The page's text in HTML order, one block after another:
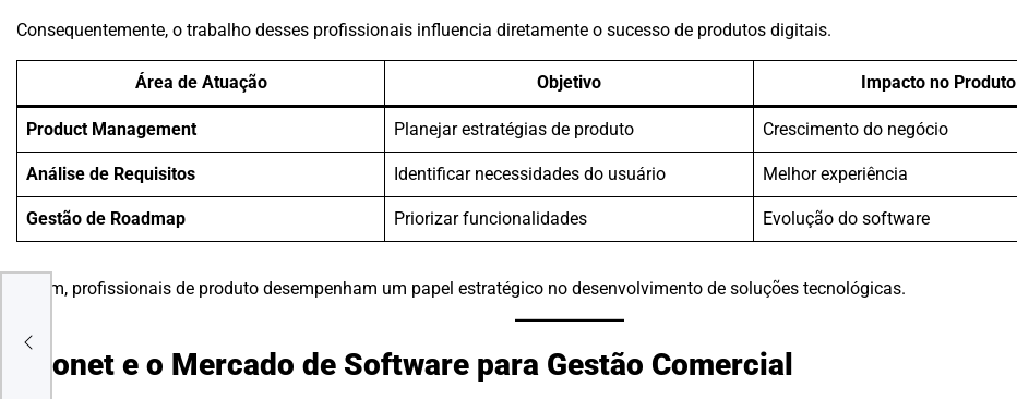
Consequentemente, o trabalho desses profissionais influencia diretamente o sucesso de produtos digitais.
Área de Atuação Objetivo Impacto no Produto
Product Management Planejar estratégias de produto Crescimento do negócio
Análise de Requisitos Identificar necessidades do usuário Melhor experiência
Gestão de Roadmap Priorizar funcionalidades Evolução do software
Assim, profissionais de produto desempenham um papel estratégico no desenvolvimento de soluções tecnológicas.
Syonet e o Mercado de Software para Gestão Comercial